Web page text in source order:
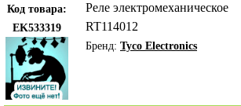
Код товара:
EK533319
Реле электромеханическое
RT114012
Бренд: Tyco Electronics